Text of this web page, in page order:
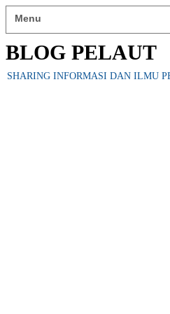
BLOG PELAUT
SHARING INFORMASI DAN ILMU